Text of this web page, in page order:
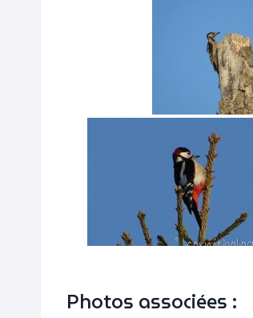
Photos associées :